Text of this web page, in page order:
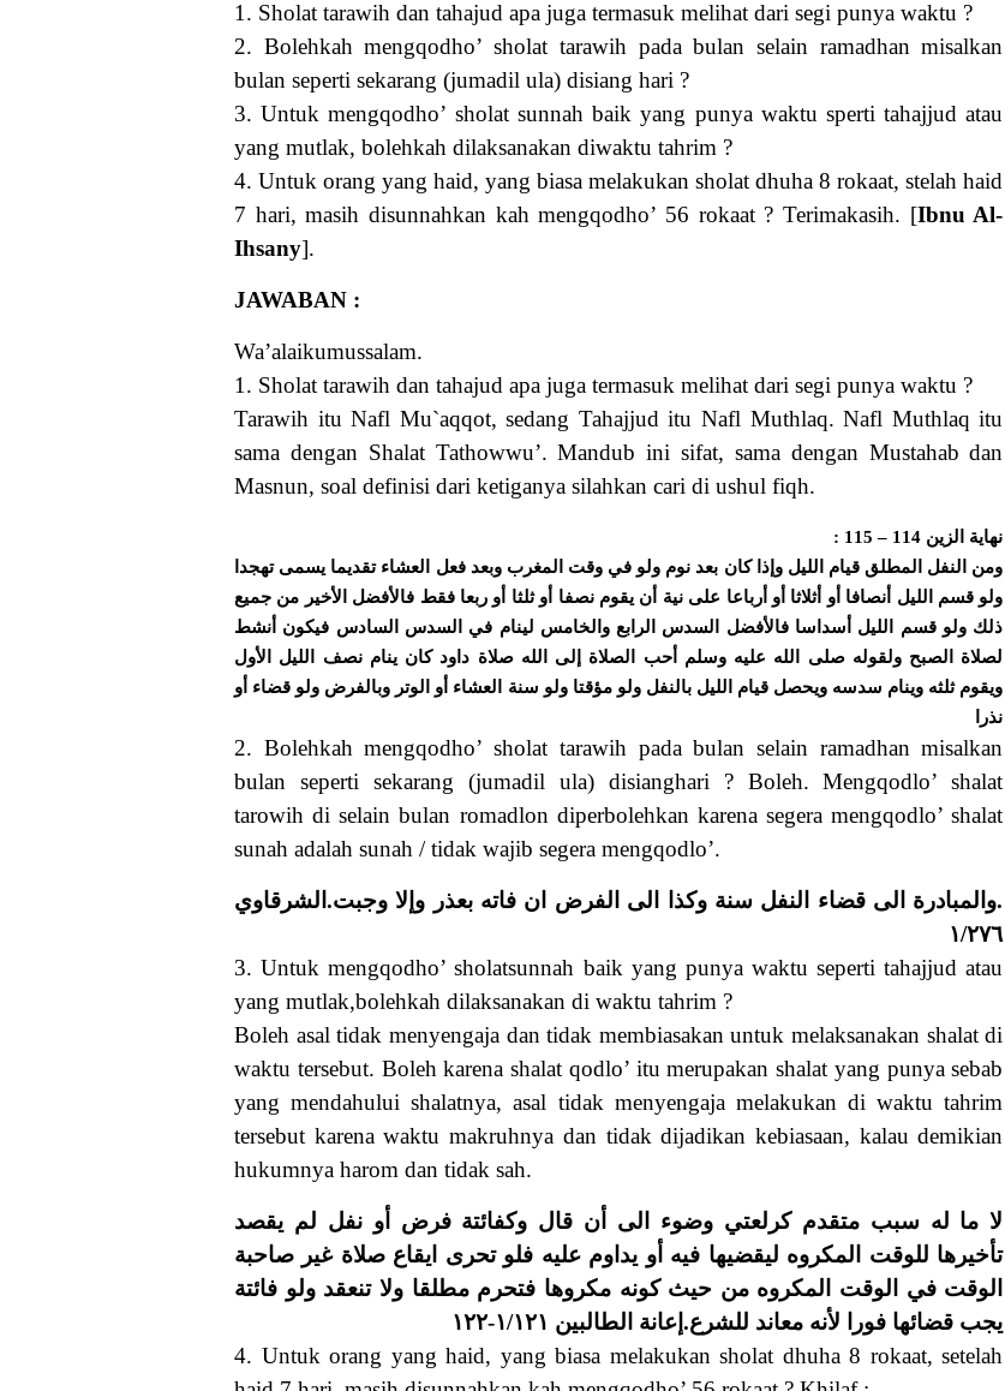
1. Sholat tarawih dan tahajud apa juga termasuk melihat dari segi punya waktu ?
2. Bolehkah mengqodho’ sholat tarawih pada bulan selain ramadhan misalkan
bulan seperti sekarang (jumadil ula) disiang hari ?
3. Untuk mengqodho’ sholat sunnah baik yang punya waktu sperti tahajjud atau
yang mutlak, bolehkah dilaksanakan diwaktu tahrim ?
4. Untuk orang yang haid, yang biasa melakukan sholat dhuha 8 rokaat, stelah haid
7 hari, masih disunnahkan kah mengqodho’ 56 rokaat ? Terimakasih. [Ibnu Al-
Ihsany].
JAWABAN :
Wa’alaikumussalam.
1. Sholat tarawih dan tahajud apa juga termasuk melihat dari segi punya waktu ?
Tarawih itu Nafl Mu`aqqot, sedang Tahajjud itu Nafl Muthlaq. Nafl Muthlaq itu
sama dengan Shalat Tathowwu’. Mandub ini sifat, sama dengan Mustahab dan
Masnun, soal definisi dari ketiganya silahkan cari di ushul fiqh.
ﻧﻬﺎﻳﺔ ﺍﻟﺰﻳﻦ 114 – 115 :
ﻭﻣﻦ ﺍﻟﻨﻔﻞ ﺍﻟﻤﻄﻠﻖ ﻗﻴﺎﻡ ﺍﻟﻠﻴﻞ ﻭﺇﺫﺍ ﻛﺎﻥ ﺑﻌﺪ ﻧﻮﻡ ﻭﻟﻮ ﻓﻲ ﻭﻗﺖ ﺍﻟﻤﻐﺮﺏ ﻭﺑﻌﺪ ﻓﻌﻞ ﺍﻟﻌﺸﺎﺀ ﺗﻘﺪﻳﻤﺎ ﻳﺴﻤﻰ ﺗﻬﺠﺪﺍ
ﻭﻟﻮ ﻗﺴﻢ ﺍﻟﻠﻴﻞ ﺃﻧﺼﺎﻓﺎ ﺃﻭ ﺃﺛﻼﺛﺎ ﺃﻭ ﺃﺭﺑﺎﻋﺎ ﻋﻠﻰ ﻧﻴﺔ ﺃﻥ ﻳﻘﻮﻡ ﻧﺼﻔﺎ ﺃﻭ ﺛﻠﺜﺎ ﺃﻭ ﺭﺑﻌﺎ ﻓﻘﻂ ﻓﺎﻷﻓﻀﻞ ﺍﻷﺧﻴﺮ ﻣﻦ ﺟﻤﻴﻊ
ﺫﻟﻚ ﻭﻟﻮ ﻗﺴﻢ ﺍﻟﻠﻴﻞ ﺃﺳﺪﺍﺳﺎ ﻓﺎﻷﻓﻀﻞ ﺍﻟﺴﺪﺱ ﺍﻟﺮﺍﺑﻊ ﻭﺍﻟﺨﺎﻣﺲ ﻟﻴﻨﺎﻡ ﻓﻲ ﺍﻟﺴﺪﺱ ﺍﻟﺴﺎﺩﺱ ﻓﻴﻜﻮﻥ ﺃﻧﺸﻂ
ﻟﺼﻼﺓ ﺍﻟﺼﺒﺢ ﻭﻟﻘﻮﻟﻪ ﺻﻠﻰ ﺍﻟﻠﻪ ﻋﻠﻴﻪ ﻭﺳﻠﻢ ﺃﺣﺐ ﺍﻟﺼﻼﺓ ﺇﻟﻰ ﺍﻟﻠﻪ ﺻﻼﺓ ﺩﺍﻭﺩ ﻛﺎﻥ ﻳﻨﺎﻡ ﻧﺼﻒ ﺍﻟﻠﻴﻞ ﺍﻷﻭﻝ
ﻭﻳﻘﻮﻡ ﺛﻠﺜﻪ ﻭﻳﻨﺎﻡ ﺳﺪﺳﻪ ﻭﻳﺤﺼﻞ ﻗﻴﺎﻡ ﺍﻟﻠﻴﻞ ﺑﺎﻟﻨﻔﻞ ﻭﻟﻮ ﻣﺆﻗﺘﺎ ﻭﻟﻮ ﺳﻨﺔ ﺍﻟﻌﺸﺎﺀ ﺃﻭ ﺍﻟﻮﺗﺮ ﻭﺑﺎﻟﻔﺮﺽ ﻭﻟﻮ ﻗﻀﺎﺀ ﺃﻭ
ﻧﺬﺭﺍ
2. Bolehkah mengqodho’ sholat tarawih pada bulan selain ramadhan misalkan
bulan seperti sekarang (jumadil ula) disianghari ? Boleh. Mengqodlo’ shalat
tarowih di selain bulan romadlon diperbolehkan karena segera mengqodlo’ shalat
sunah adalah sunah / tidak wajib segera mengqodlo’.
.والمبادرة الى قضاء النفل سنة وكذا الى الفرض ان فاته بعذر وإلا وجبت.الشرقاوي
١/٢٧٦
3. Untuk mengqodho’ sholatsunnah baik yang punya waktu seperti tahajjud atau
yang mutlak,bolehkah dilaksanakan di waktu tahrim ?
Boleh asal tidak menyengaja dan tidak membiasakan untuk melaksanakan shalat di
waktu tersebut. Boleh karena shalat qodlo’ itu merupakan shalat yang punya sebab
yang mendahului shalatnya, asal tidak menyengaja melakukan di waktu tahrim
tersebut karena waktu makruhnya dan tidak dijadikan kebiasaan, kalau demikian
hukumnya harom dan tidak sah.
لا ما له سبب متقدم كرلعتي وضوء الى أن قال وكفائتة فرض أو نفل لم يقصد
تأخيرها للوقت المكروه ليقضيها فيه أو يداوم عليه فلو تحرى ايقاع صلاة غير صاحبة
الوقت في الوقت المكروه من حيث كونه مكروها فتحرم مطلقا ولا تنعقد ولو فائتة
يجب قضائها فورا لأنه معاند للشرع.إعانة الطالبين ١/١٢١-١٢٢
4. Untuk orang yang haid, yang biasa melakukan sholat dhuha 8 rokaat, setelah